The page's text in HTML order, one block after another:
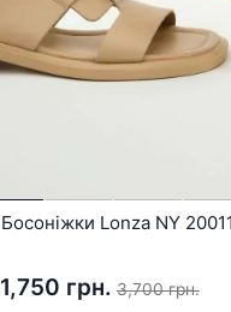
Босоніжки Lonza NY
1,750 грн. 3,700 грн.